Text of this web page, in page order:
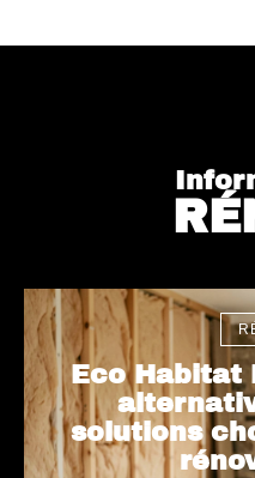
Eco Habitat
solutions